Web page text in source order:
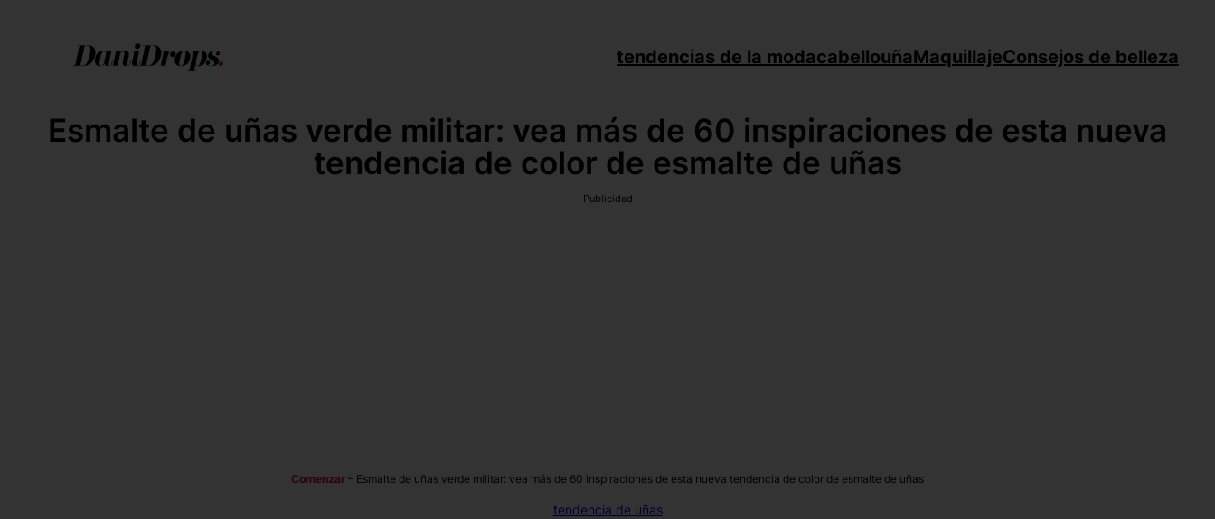
tendencias de la modacabellouñaMaquillajeConsejos de belleza
Esmalte de uñas verde militar: vea más de 60 inspiraciones de esta nueva
tendencia de color de esmalte de uñas
Publicidad
Comenzar – Esmalte de uñas verde militar: vea más de 60 inspiraciones de esta nueva tendencia de color de esmalte de uñas
tendencia de uñas